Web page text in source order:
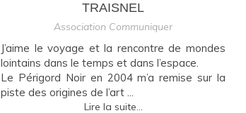
TRAISNEL
Association Communiquer
J’aime le voyage et la rencontre de mondes
lointains dans le temps et dans l’espace.
Le Périgord Noir en 2004 m’a remise sur la
piste des origines de l’art ...
Lire la suite...